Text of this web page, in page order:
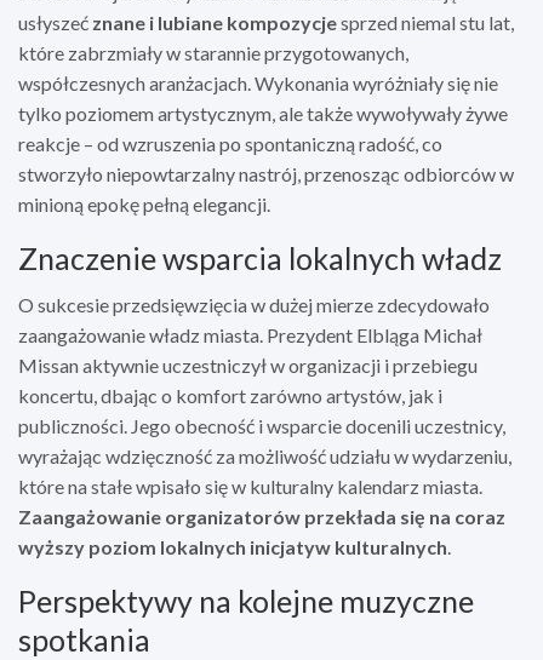
usłyszeć znane i lubiane kompozycjesprzed niemal stu lat,
które zabrzmiały w starannie przygotowanych,
współczesnych aranżacjach. Wykonania wyróżniały się nie
tylko poziomem artystycznym, ale także wywoływały żywe
reakcje – od wzruszenia po spontaniczną radość, co
stworzyło niepowtarzalny nastrój, przenosząc odbiorców w
minioną epokę pełną elegancji.
Znaczenie wsparcia lokalnych władz
O sukcesie przedsięwzięcia w dużej mierze zdecydowało
zaangażowanie władz miasta. Prezydent Elbląga Michał
Missan aktywnie uczestniczył w organizacji i przebiegu
koncertu, dbając o komfort zarówno artystów, jak i
publiczności. Jego obecność i wsparcie docenili uczestnicy,
wyrażając wdzięczność za możliwość udziału w wydarzeniu,
które na stałe wpisało się w kulturalny kalendarz miasta.
Zaangażowanie organizatorów przekłada się na coraz
wyższy poziom lokalnych inicjatyw kulturalnych.
Perspektywy na kolejne muzyczne
spotkania